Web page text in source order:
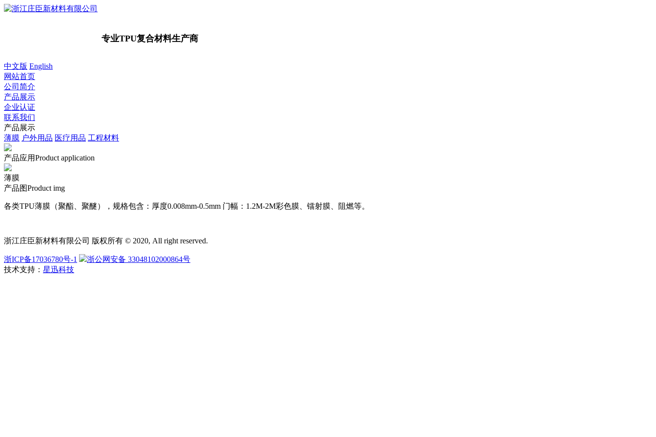
专业TPU复合材料生产商
中文版 English
网站首页
公司简介
产品展示
企业认证
联系我们
产品展示
薄膜 户外用品 医疗用品 工程材料
产品应用Product application
薄膜
产品图Product img
各类TPU薄膜（聚酯、聚醚），规格包含：厚度0.008mm-0.5mm 门幅：1.2M-2M彩色膜、镭射膜、阻燃等。
浙江庄臣新材料有限公司 版权所有 © 2020, All right reserved.
浙ICP备17036780号-1
浙公网安备 33048102000864号
技术支持： 星迅科技